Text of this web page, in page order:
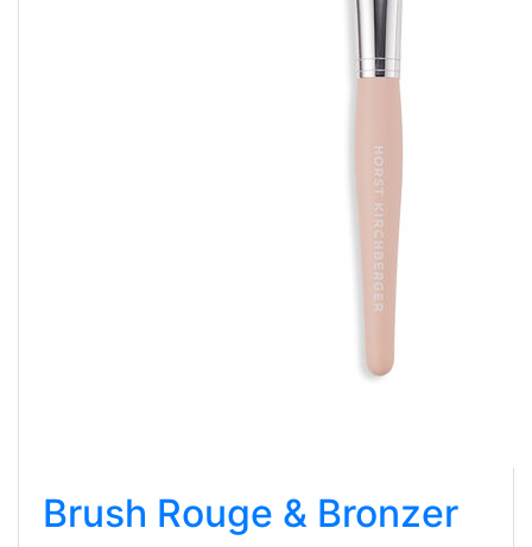
Brush Rouge & Bronzer